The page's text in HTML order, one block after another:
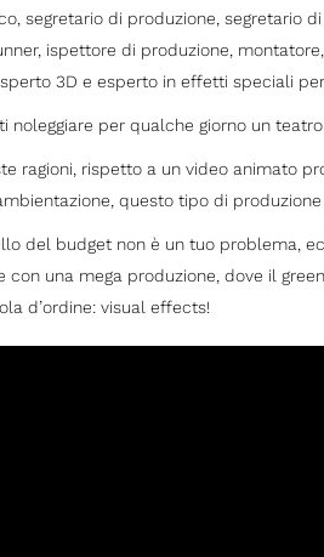
segretario di produzione, segretario
ispettore di produzione,
3D e esperto in effetti speciali
noleggiare per qualche giorno un
ragioni, rispetto a un video animato
questo tipo di
del budget non è un tuo problema,
con una mega produzione, dove il
d’ordine: visual effects!